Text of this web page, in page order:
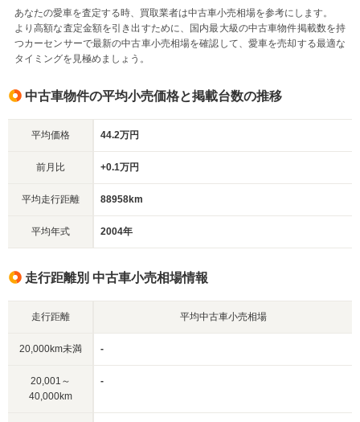
あなたの愛車を査定する時、買取業者は中古車小売相場を参考にします。
より高額な査定金額を引き出すために、国内最大級の中古車物件掲載数を持
つカーセンサーで最新の中古車小売相場を確認して、愛車を売却する最適な
タイミングを見極めましょう。
中古車物件の平均小売価格と掲載台数の推移
平均価格 44.2万円
前月比 +0.1万円
平均走行距離 88958km
平均年式 2004年
走行距離別 中古車小売相場情報
走行距離 平均中古車小売相場
20,000km未満 -
20,001～
40,000km
-